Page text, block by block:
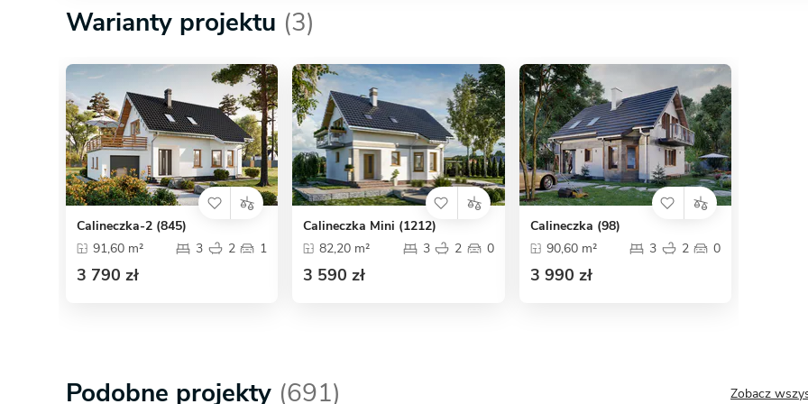
Warianty projektu (3)
Calineczka-2 (845)
91,60 m²
3 2 1
3 790 zł
Calineczka Mini (1212)
82,20 m²
3 2 0
3 590 zł
Calineczka (98)
90,60 m²
3 2 0
3 990 zł
Podobne projekty (691) Zobacz